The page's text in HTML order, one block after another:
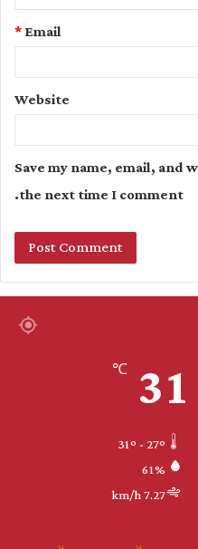
Email
*
Website
Save my name, email,
the next time I comment.
31
℃
61%
7.27 km/h